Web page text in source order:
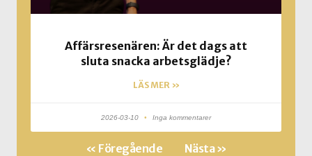
Affärsresenären: Är det dags att
sluta snacka arbetsglädje?
LÄS MER »
2026-03-10 Inga kommentarer
« Föregående Nästa »